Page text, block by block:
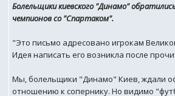
Болельщики киевского "Динамо"
чемпионов со "Спартаком".
"Это письмо адресовано игрокам
Идея написать его возникла после
Мы, болельщики "Динамо" Киев, ждали
отношению к сопернику. Но видимо